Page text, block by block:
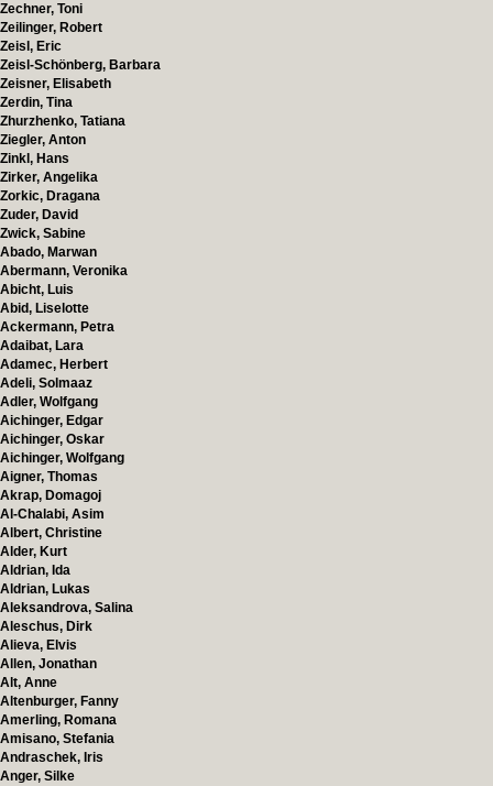
Zechner, Toni
Zeilinger, Robert
Zeisl, Eric
Zeisl-Schönberg, Barbara
Zeisner, Elisabeth
Zerdin, Tina
Zhurzhenko, Tatiana
Ziegler, Anton
Zinkl, Hans
Zirker, Angelika
Zorkic, Dragana
Zuder, David
Zwick, Sabine
Abado, Marwan
Abermann, Veronika
Abicht, Luis
Abid, Liselotte
Ackermann, Petra
Adaibat, Lara
Adamec, Herbert
Adeli, Solmaaz
Adler, Wolfgang
Aichinger, Edgar
Aichinger, Oskar
Aichinger, Wolfgang
Aigner, Thomas
Akrap, Domagoj
Al-Chalabi, Asim
Albert, Christine
Alder, Kurt
Aldrian, Ida
Aldrian, Lukas
Aleksandrova, Salina
Aleschus, Dirk
Alieva, Elvis
Allen, Jonathan
Alt, Anne
Altenburger, Fanny
Amerling, Romana
Amisano, Stefania
Andraschek, Iris
Anger, Silke